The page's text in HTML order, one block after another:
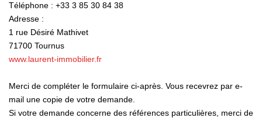
NOS AGENCES
Laurent Immobilier Tournus
Laurent Immobilier Pont De Vaux
Notre Équipe
Nous Rejoindre
Téléphone : +33 3 85 30 84 38
Adresse :
1 rue Désiré Mathivet
71700 Tournus
www.laurent-immobilier.fr
Merci de compléter le formulaire ci-après. Vous recevrez par e-
mail une copie de votre demande.
Si votre demande concerne des références particulières, merci de